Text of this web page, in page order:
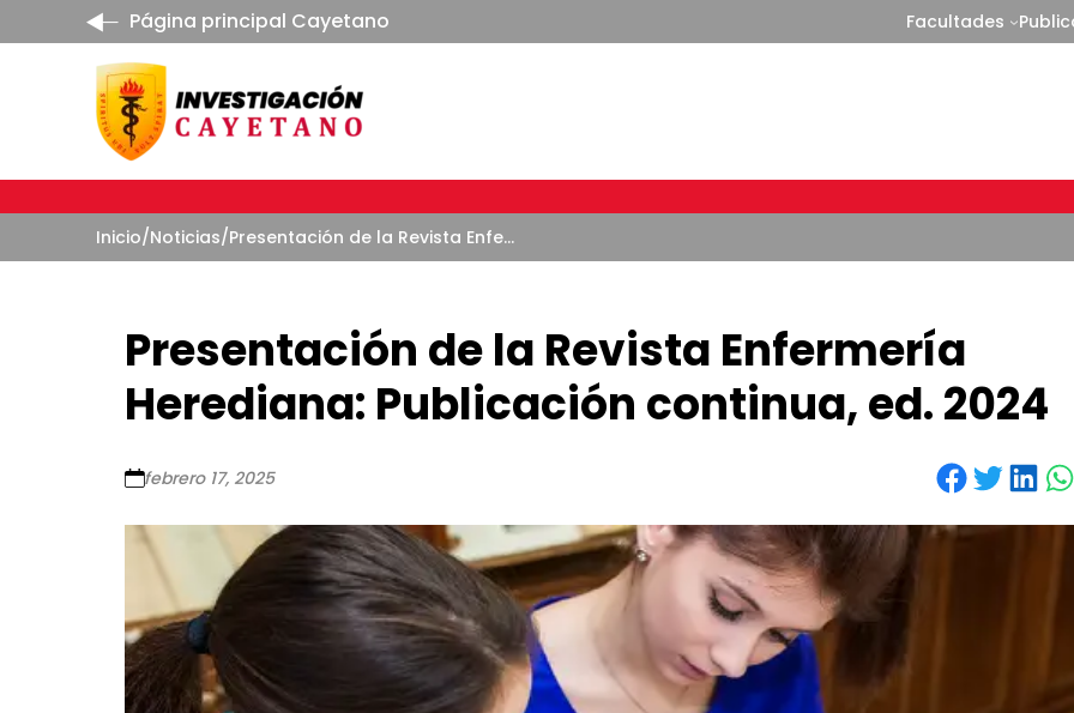
Página principal Cayetano Facultades
Inicio/Noticias/ Presentación de la Revista Enfermería Herediana: Publicación continua, ed. 2024
Presentación de la Revista Enfermería
Herediana: Publicación continua, ed. 2024
febrero 17, 2025 Share on Facebook Share on Twitter Share on LinkedIn Share on WhatsApp